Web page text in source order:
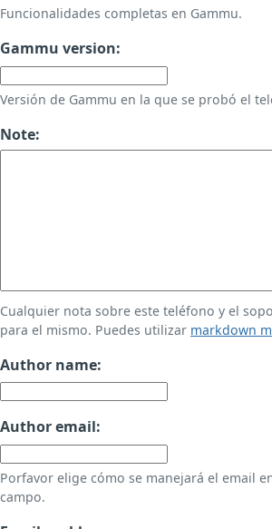
Funcionalidades completas en Gammu.
Gammu version:
Versión de Gammu en la que se probó el
Note:
Cualquier nota sobre este teléfono y el
para el mismo. Puedes utilizar markdown
Author name:
Author email:
Porfavor elige cómo se manejará el email
campo.